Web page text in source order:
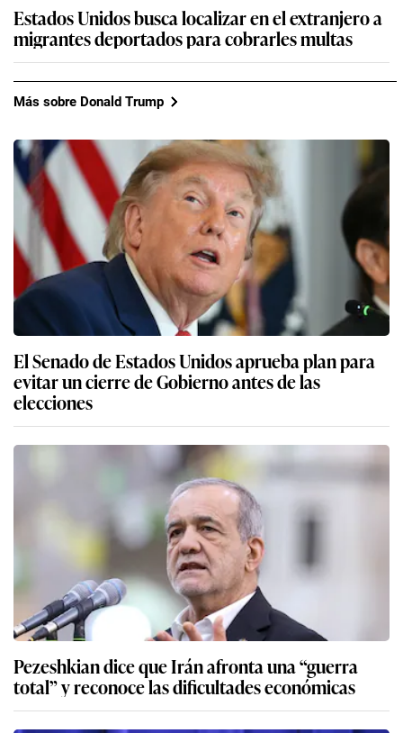
Estados Unidos busca localizar en el extranjero a
migrantes deportados para cobrarles multas
Más sobre Donald Trump
El Senado de Estados Unidos aprueba plan para
evitar un cierre de Gobierno antes de las
elecciones
Pezeshkian dice que Irán afronta una “guerra
total” y reconoce las dificultades económicas